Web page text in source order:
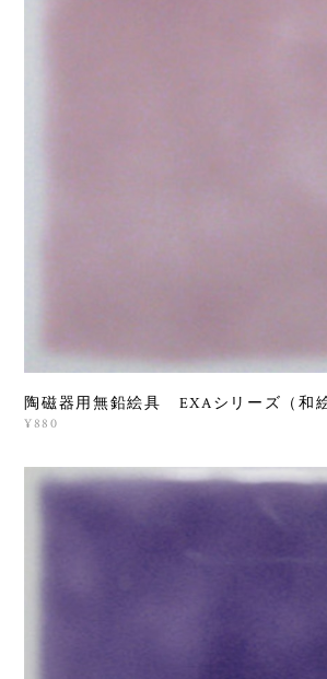
陶磁器用無鉛絵具 EXAシリーズ（和
¥880